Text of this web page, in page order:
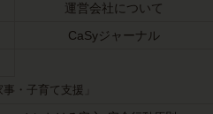
運営会社について
CaSyジャーナル
・子育て支援」